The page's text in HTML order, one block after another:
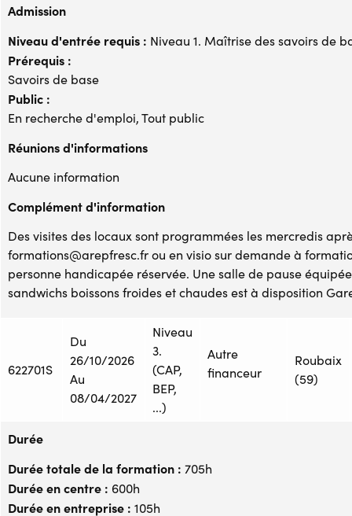
Admission
Niveau d'entrée requis : Niveau 1. Maîtrise des savoirs de
Prérequis :
Savoirs de base
Public :
En recherche d'emploi, Tout public
Réunions d'informations
Aucune information
Complément d'information
Des visites des locaux sont programmées les mercredis
formations@arepfresc.fr ou en visio sur demande à
personne handicapée réservée. Une salle de pause
sandwichs boissons froides et chaudes est à disposition
622701S
Du
26/10/2026
Au
08/04/2027
Niveau
3.
(CAP,
BEP,
...)
Autre
financeur
Roubaix
(59)
Durée
Durée totale de la formation : 705h
Durée en centre : 600h
Durée en entreprise : 105h